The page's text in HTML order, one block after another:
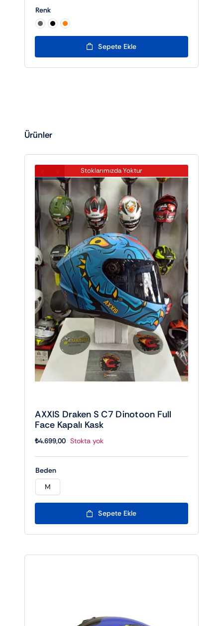
Renk
Sepete Ekle
Ürünler
Stoklarımızda Yoktur
AXXIS Draken S C7 Dinotoon Full
Face Kapalı Kask
₺4.699,00 Stokta yok
Beden
M
Sepete Ekle